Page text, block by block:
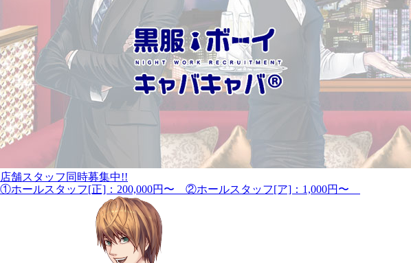
店舗スタッフ同時募集中!!
①ホールスタッフ[正]：200,000円〜 ②ホールスタッフ[ア]：1,000円〜